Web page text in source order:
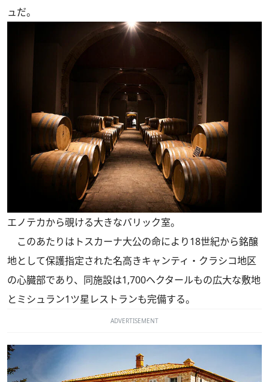
ュだ。
エノテカから覗ける大きなバリック室。
このあたりはトスカーナ大公の命により18世紀から銘醸
地として保護指定された名高きキャンティ・クラシコ地区
の心臓部であり、同施設は1,700ヘクタールもの広大な敷地
とミシュラン1ツ星レストランも完備する。
ADVERTISEMENT